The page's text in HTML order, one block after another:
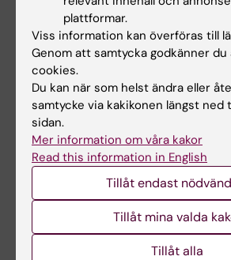
14 apr 2026
Avhandling om
behandling vid
korsbandsskada
En främre korsbandsskada är
en allvarlig knäskada som ofta
plattformar.
Viss information kan överföras till
Genom att samtycka godkänner
cookies.
Du kan när som helst ändra eller
samtycke via kakikonen längst ned
sidan.
Mer information om våra kakor
Read this information in English
Tillåt endast
Tillåt mina valda
Tillåt alla